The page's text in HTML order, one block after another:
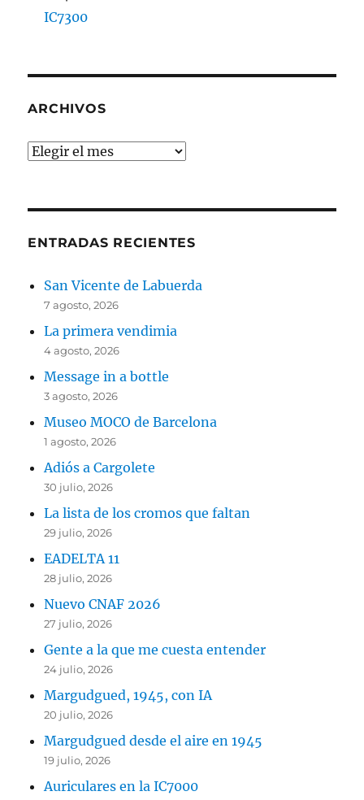
IC7300
ARCHIVOS
Archivos
ENTRADAS RECIENTES
San Vicente de Labuerda
7 agosto, 2026
La primera vendimia
4 agosto, 2026
Message in a bottle
3 agosto, 2026
Museo MOCO de Barcelona
1 agosto, 2026
Adiós a Cargolete
30 julio, 2026
La lista de los cromos que faltan
29 julio, 2026
EADELTA 11
28 julio, 2026
Nuevo CNAF 2026
27 julio, 2026
Gente a la que me cuesta entender
24 julio, 2026
Margudgued, 1945, con IA
20 julio, 2026
Margudgued desde el aire en 1945
19 julio, 2026
Auriculares en la IC7000